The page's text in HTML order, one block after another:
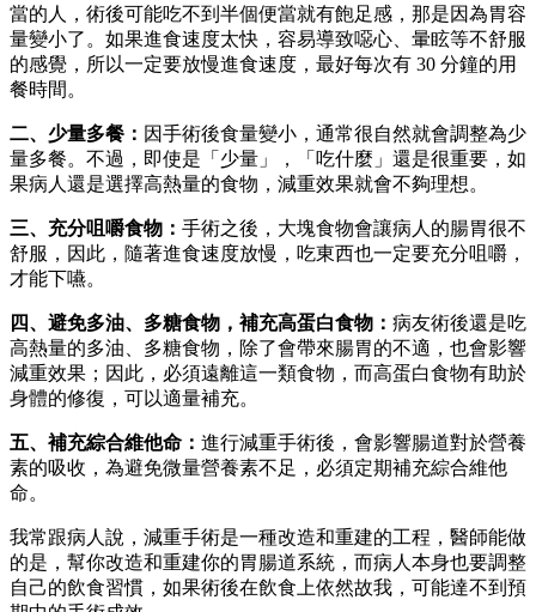
當的人，術後可能吃不到半個便當就有飽足感，那是因為胃容
量變小了。如果進食速度太快，容易導致噁心、暈眩等不舒服
的感覺，所以一定要放慢進食速度，最好每次有 30 分鐘的用
餐時間。
二、少量多餐： 因手術後食量變小，通常很自然就會調整為少
量多餐。不過，即使是「少量」，「吃什麼」還是很重要，如
果病人還是選擇高熱量的食物，減重效果就會不夠理想。
三、充分咀嚼食物： 手術之後，大塊食物會讓病人的腸胃很不
舒服，因此，隨著進食速度放慢，吃東西也一定要充分咀嚼，
才能下嚥。
四、避免多油、多糖食物，補充高蛋白食物： 病友術後還是吃
高熱量的多油、多糖食物，除了會帶來腸胃的不適，也會影響
減重效果；因此，必須遠離這一類食物，而高蛋白食物有助於
身體的修復，可以適量補充。
五、補充綜合維他命： 進行減重手術後，會影響腸道對於營養
素的吸收，為避免微量營養素不足，必須定期補充綜合維他
命。
我常跟病人說，減重手術是一種改造和重建的工程，醫師能做
的是，幫你改造和重建你的胃腸道系統，而病人本身也要調整
自己的飲食習慣，如果術後在飲食上依然故我，可能達不到預